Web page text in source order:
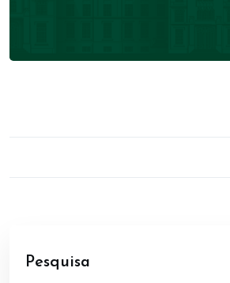
Pesquisa